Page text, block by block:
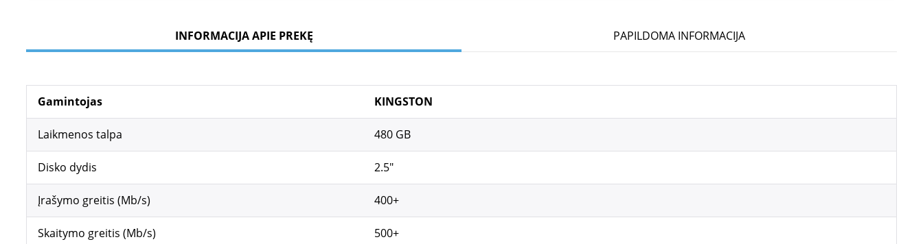
INFORMACIJA APIE PREKĘ PAPILDOMA INFORMACIJA
Gamintojas KINGSTON
Laikmenos talpa 480 GB
Disko dydis 2.5"
Įrašymo greitis (Mb/s) 400+
Skaitymo greitis (Mb/s) 500+